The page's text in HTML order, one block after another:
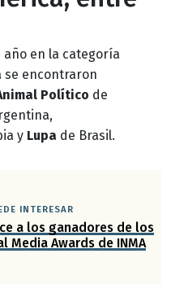
en la categoría
se encontraron
Político de
y Lupa de Brasil.
INTERESAR
a los ganadores de los
Media Awards de INMA